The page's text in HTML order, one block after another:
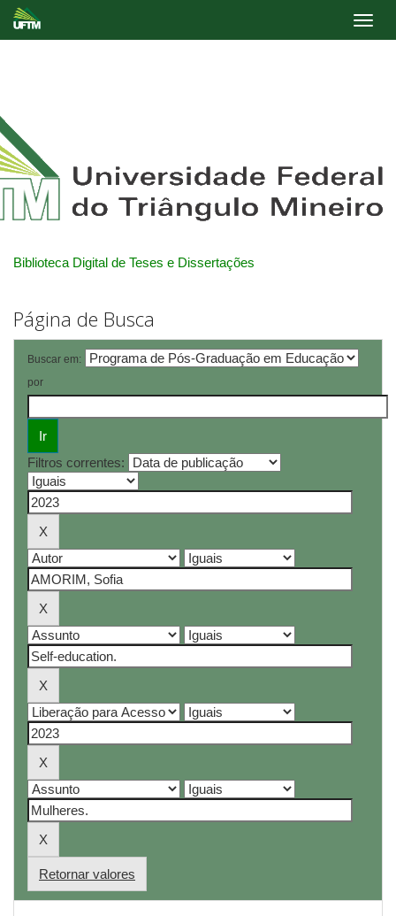
Biblioteca Digital de Teses e Dissertações
Página de Busca
Buscar em:
por
Filtros correntes:
Retornar valores